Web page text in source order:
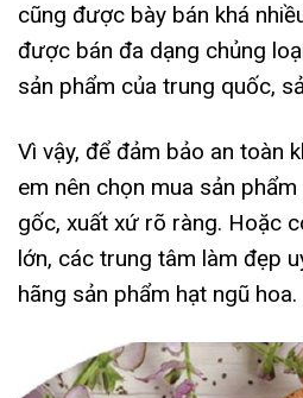
cũng được bày bán khá
được bán đa dạng chủng
sản phẩm của trung quốc,
Vì vậy, để đảm bảo an toàn
em nên chọn mua sản
gốc, xuất xứ rõ ràng. Hoặc
lớn, các trung tâm làm đẹp
hãng sản phẩm hạt ngũ hoa.